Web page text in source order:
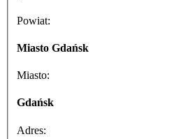
Powiat:
Miasto Gdańsk
Miasto:
Gdańsk
Adres: